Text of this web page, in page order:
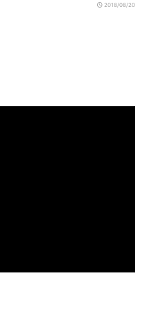
2018/08/20